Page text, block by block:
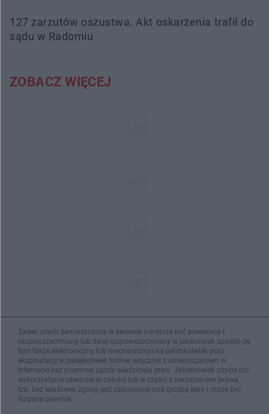
127 zarzutów oszustwa. Akt oskarżenia trafił do
sądu w Radomiu
ZOBACZ WIĘCEJ
Żaden utwór zamieszczony w serwisie nie może być powielany i
rozpowszechniany lub dalej rozpowszechniany w jakikolwiek sposób (w
tym także elektroniczny lub mechaniczny) na jakimkolwiek polu
eksploatacji w jakiejkolwiek formie, włącznie z umieszczaniem w
Internecie bez pisemnej zgody właściciela praw. Jakiekolwiek użycie lub
wykorzystanie utworów w całości lub w części z naruszeniem prawa,
tzn. bez właściwej zgody, jest zabronione pod groźbą kary i może być
ścigane prawnie.